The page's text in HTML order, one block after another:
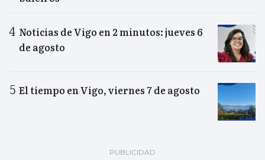
Noticias de Vigo en 2 minutos: jueves 6
de agosto
El tiempo en Vigo, viernes 7 de agosto